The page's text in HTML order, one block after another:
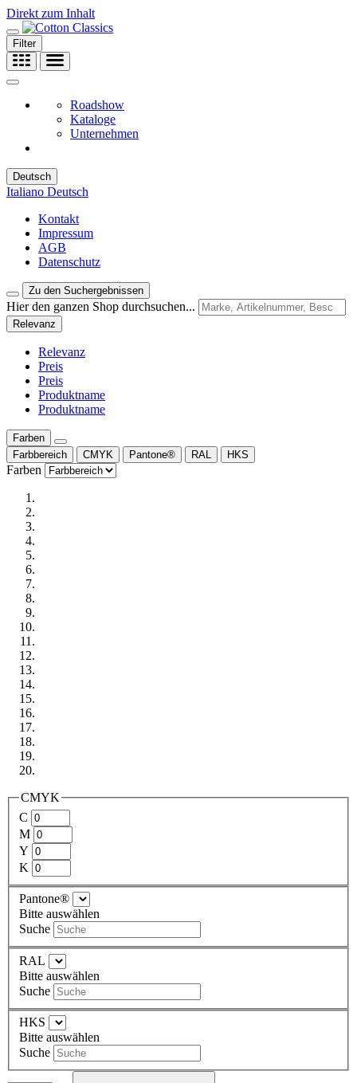
Direkt zum Inhalt
Filter
Roadshow
Kataloge
Unternehmen
Deutsch
Italiano Deutsch
Kontakt
Impressum
AGB
Datenschutz
Zu den Suchergebnissen
Hier den ganzen Shop durchsuchen...
Relevanz
Relevanz
Preis
Preis
Produktname
Produktname
Farben
Farbbereich
CMYK Pantone® RAL HKS
Farben
CMYK
C
M
Y
K
Pantone®
Bitte auswählen
Suche
RAL
Bitte auswählen
Suche
HKS
Bitte auswählen
Suche